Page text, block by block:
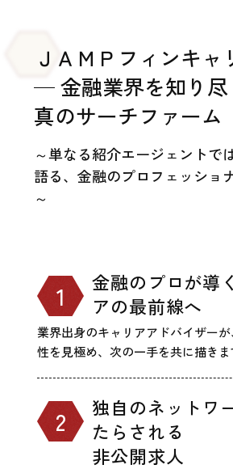
ＪＡＭＰフィンキャ
─ 金融業界を知り尽
真のサーチファーム
～単なる紹介エージェントで
語る、金融のプロフェッショ
～
金融のプロが導
アの最前線へ
業界出身のキャリアアドバイザー
性を見極め、次の一手を共に描きま
独自のネットワ
たらされる
非公開求人